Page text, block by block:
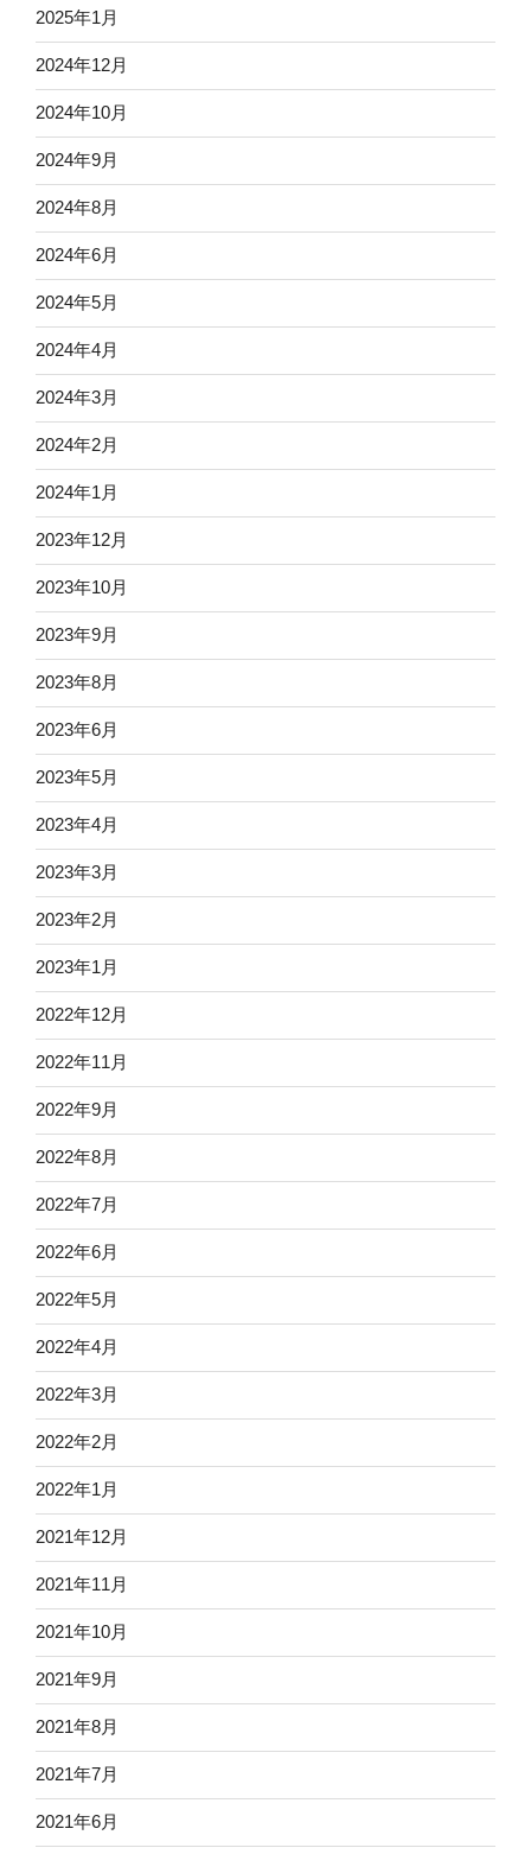
2025年1月
2024年12月
2024年10月
2024年9月
2024年8月
2024年6月
2024年5月
2024年4月
2024年3月
2024年2月
2024年1月
2023年12月
2023年10月
2023年9月
2023年8月
2023年6月
2023年5月
2023年4月
2023年3月
2023年2月
2023年1月
2022年12月
2022年11月
2022年9月
2022年8月
2022年7月
2022年6月
2022年5月
2022年4月
2022年3月
2022年2月
2022年1月
2021年12月
2021年11月
2021年10月
2021年9月
2021年8月
2021年7月
2021年6月